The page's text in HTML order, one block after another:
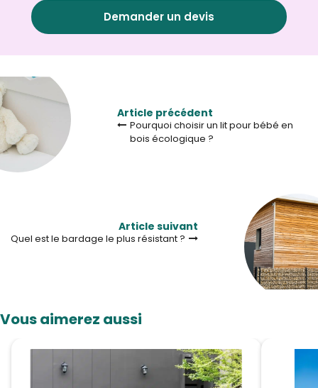
Demander un devis
Article précédent
Pourquoi choisir un lit pour bébé en
bois écologique ?
Article suivant
Quel est le bardage le plus résistant ?
Vous aimerez aussi